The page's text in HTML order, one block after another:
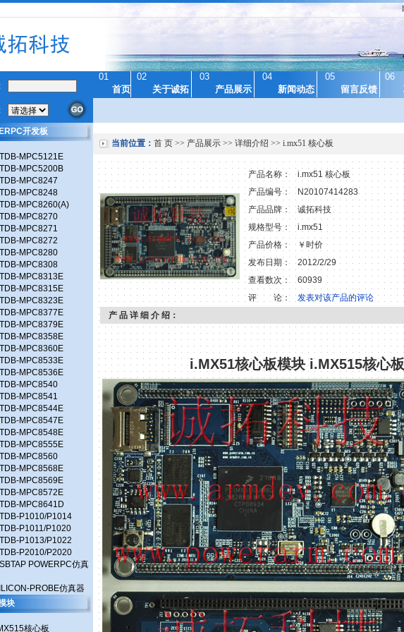
01 02 03 04 05
06
首页
关于诚拓 产品展示 新闻动态 留言反馈
开发板
MPC5121E
MPC5200B
MPC8247
MPC8248
MPC8260(A)
MPC8270
MPC8271
MPC8272
MPC8280
MPC8308
MPC8313E
MPC8315E
MPC8323E
MPC8377E
MPC8379E
MPC8358E
MPC8360E
MPC8533E
MPC8536E
MPC8540
MPC8541
MPC8544E
MPC8547E
MPC8548E
MPC8555E
MPC8560
MPC8568E
MPC8569E
MPC8572E
MPC8641D
P1010/P1014
P1011/P1020
P1013/P1022
P2010/P2020
POWERPC仿真
PROBE仿真器
块
核心板
当前位置： 首 页>> 产品展示>> 详细介绍 >> i.mx51 核心板
产品名称：
i.mx51 核心板
产品编号：
N20107414283
产品品牌：
诚拓科技
规格型号：
i.mx51
产品价格：
￥时价
发布日期：
2012/2/29
查看数次：
60939
评 论：
发表对该产品的评论
产 品 详 细 介 绍：
i.MX51核心板模块i.MX515核心